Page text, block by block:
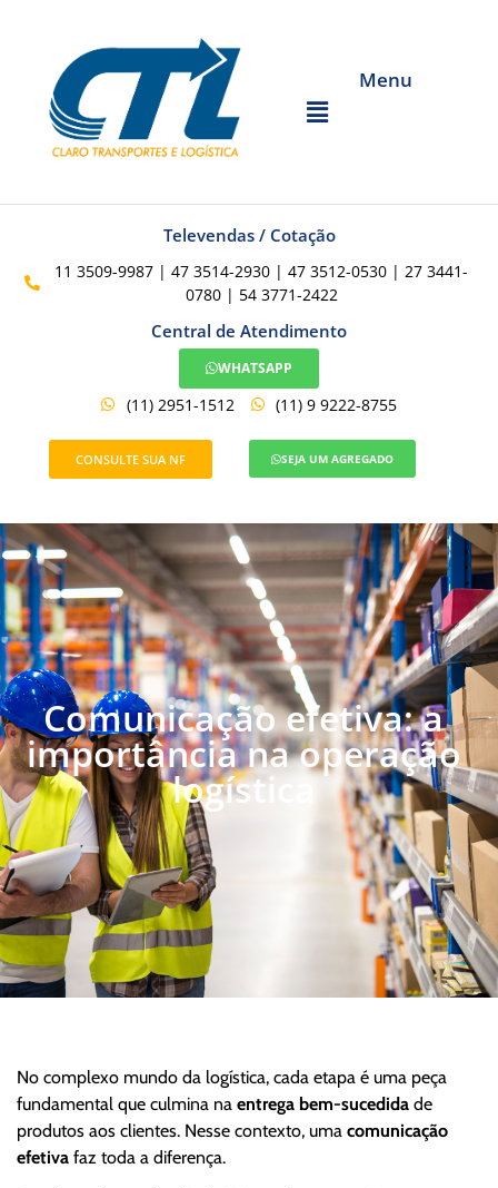
Menu
Televendas / Cotação
11 3509-9987 | 47 3514-2930 | 47 3512-0530 | 27 3441-
0780 | 54 3771-2422
Central de Atendimento
WHATSAPP
(11) 2951-1512 (11) 9 9222-8755
CONSULTE SUA NF SEJA UM AGREGADO
Comunicação efetiva: a
importância na operação
logística
No complexo mundo da logística, cada etapa é uma peça
fundamental que culmina na entrega bem-sucedida de
produtos aos clientes. Nesse contexto, uma comunicação
efetiva faz toda a diferença.